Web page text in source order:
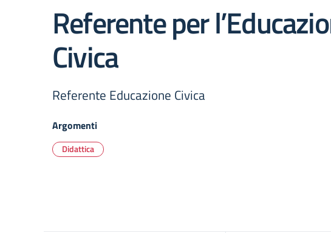
Referente per
Civica
Referente Educazione Civica
Argomenti
Didattica